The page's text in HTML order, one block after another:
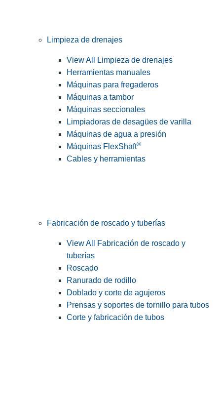
Limpieza de drenajes
View All Limpieza de drenajes
Herramientas manuales
Máquinas para fregaderos
Máquinas a tambor
Máquinas seccionales
Limpiadoras de desagües de varilla
Máquinas de agua a presión
Máquinas FlexShaft®
Cables y herramientas
Fabricación de roscado y tuberías
View All Fabricación de roscado y
tuberías
Roscado
Ranurado de rodillo
Doblado y corte de agujeros
Prensas y soportes de tornillo para tubos
Corte y fabricación de tubos